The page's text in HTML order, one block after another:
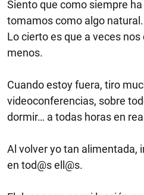
Siento que como siempre
tomamos como algo natural.
Lo cierto es que a veces
menos.
Cuando estoy fuera, tiro
videoconferencias, sobre
dormir… a todas horas en
Al volver yo tan alimentada,
en tod@s ell@s.